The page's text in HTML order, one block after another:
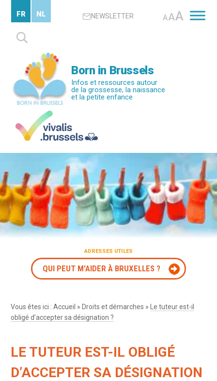
contenu
principal
NEWSLETTER AAA
Rechercher :
FR NL
Born in Brussels
Infos et ressources autour
de la grossesse, la naissance
et la petite enfance
ADRESSES UTILES
QUI PEUT M'AIDER À BRUXELLES ?
Vous êtes ici :Accueil » Droits et démarches »
Le tuteur est-il
obligé d’accepter sa désignation ?
LE TUTEUR EST-IL OBLIGÉ
D’ACCEPTER SA DÉSIGNATION